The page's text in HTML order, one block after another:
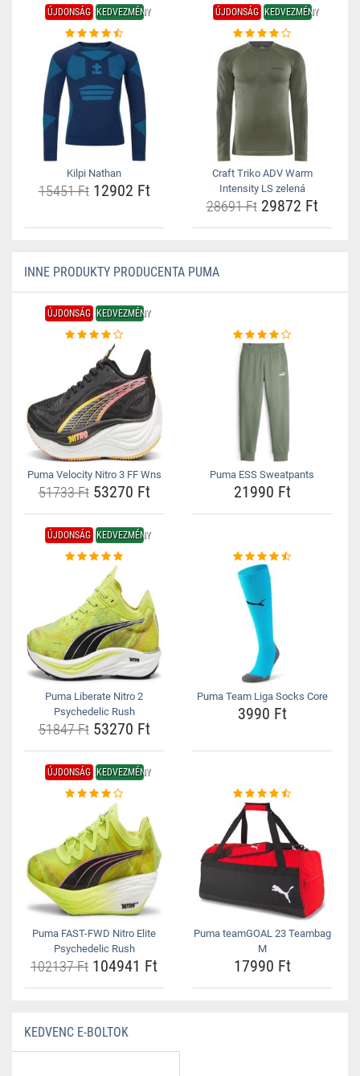
ÚJDONSÁG KEDVEZMÉNY
Kilpi Nathan
15451 Ft12902 Ft
ÚJDONSÁG KEDVEZMÉNY
Craft Triko ADV Warm
Intensity LS zelená
28691 Ft29872 Ft
INNE PRODUKTY PRODUCENTA PUMA
ÚJDONSÁG KEDVEZMÉNY
Puma Velocity Nitro 3 FF Wns
51733 Ft53270 Ft
Puma ESS Sweatpants
21990 Ft
ÚJDONSÁG KEDVEZMÉNY
Puma Liberate Nitro 2
Psychedelic Rush
51847 Ft53270 Ft
Puma Team Liga Socks Core
3990 Ft
ÚJDONSÁG KEDVEZMÉNY
Puma FAST-FWD Nitro Elite
Psychedelic Rush
102137 Ft 104941 Ft
Puma teamGOAL 23 Teambag
M
17990 Ft
KEDVENC E-BOLTOK